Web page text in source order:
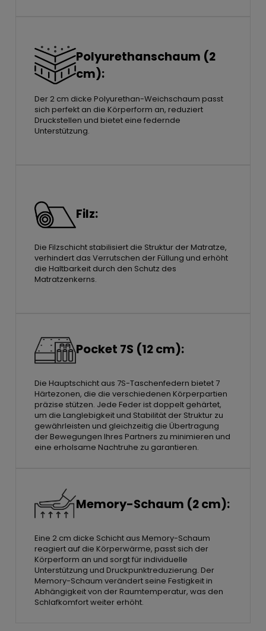
Polyurethanschaum (2
cm):
Der 2 cm dicke Polyurethan-Weichschaum passt
sich perfekt an die Körperform an, reduziert
Druckstellen und bietet eine federnde
Unterstützung.
Filz:
Die Filzschicht stabilisiert die Struktur der Matratze,
verhindert das Verrutschen der Füllung und erhöht
die Haltbarkeit durch den Schutz des
Matratzenkerns.
Pocket 7S (12 cm):
Die Hauptschicht aus 7S-Taschenfedern bietet 7
Härtezonen, die die verschiedenen Körperpartien
präzise stützen. Jede Feder ist doppelt gehärtet,
um die Langlebigkeit und Stabilität der Struktur zu
gewährleisten und gleichzeitig die Übertragung
der Bewegungen Ihres Partners zu minimieren und
eine erholsame Nachtruhe zu garantieren.
Memory-Schaum (2 cm):
Eine 2 cm dicke Schicht aus Memory-Schaum
reagiert auf die Körperwärme, passt sich der
Körperform an und sorgt für individuelle
Unterstützung und Druckpunktreduzierung. Der
Memory-Schaum verändert seine Festigkeit in
Abhängigkeit von der Raumtemperatur, was den
Schlafkomfort weiter erhöht.